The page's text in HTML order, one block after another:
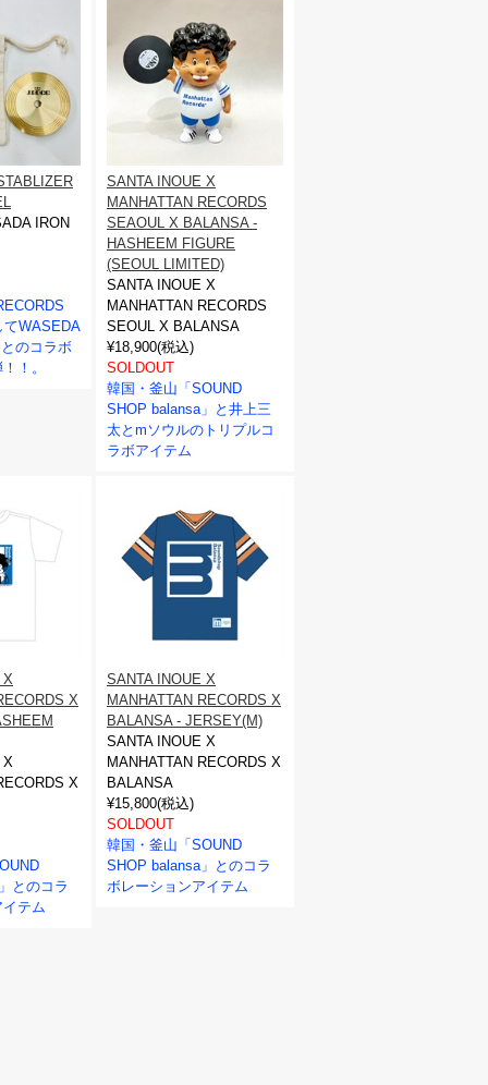
IRON
てWASEDA
のコラボ
！。
SANTA INOUE X
MANHATTAN RECORDS
SEAOUL X BALANSA -
HASHEEM FIGURE
(SEOUL LIMITED)
SANTA INOUE X
MANHATTAN RECORDS
SEOUL X BALANSA
¥18,900(税込)
SOLDOUT
韓国・釜山「SOUND
SHOP balansa」と井上三
太とmソウルのトリプルコ
ラボアイテム
X
X
X
X
とのコラ
テム
SANTA INOUE X
MANHATTAN RECORDS X
BALANSA - JERSEY(M)
SANTA INOUE X
MANHATTAN RECORDS X
BALANSA
¥15,800(税込)
SOLDOUT
韓国・釜山「SOUND
SHOP balansa」とのコラ
ボレーションアイテム